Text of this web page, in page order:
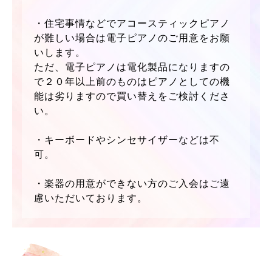
・住宅事情などでアコースティックピアノ
が難しい場合は電子ピアノのご用意をお願
いします。
ただ、電子ピアノは電化製品になりますの
で２０年以上前のものはピアノとしての機
能は劣りますので買い替えをご検討くださ
い。
・キーボードやシンセサイザーなどは不
可。
・楽器の用意ができない方のご入会はご遠
慮いただいております。